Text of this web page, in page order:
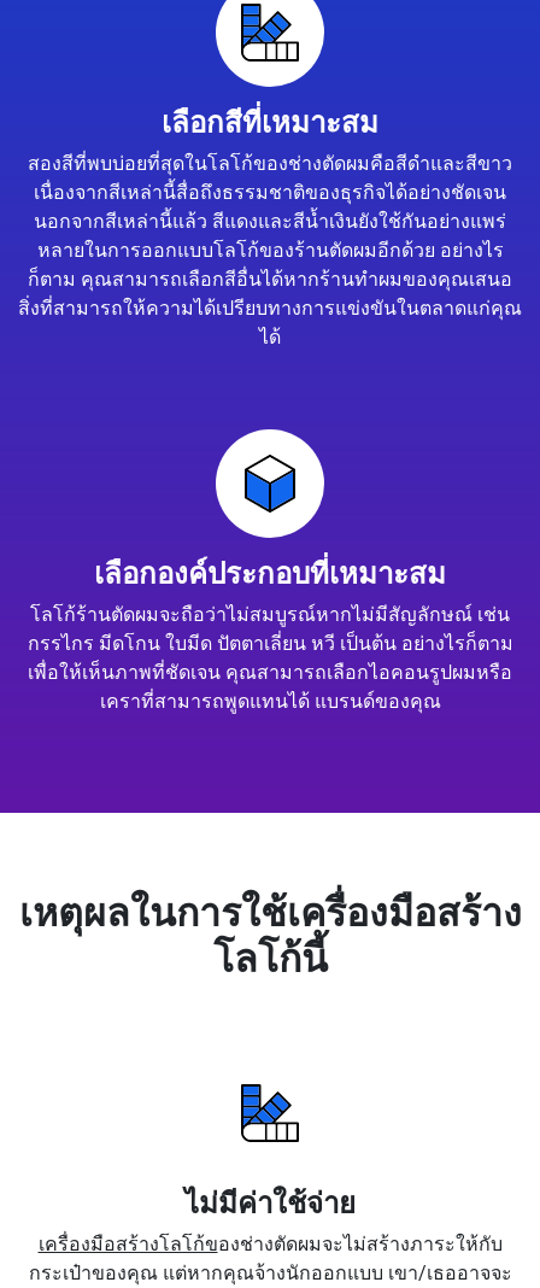
เลือกสีที่เหมาะสม
สองสีที่พบบ่อยที่สุดในโลโก้ของช่างตัดผมคือสีดำและสีขาว
เนื่องจากสีเหล่านี้สื่อถึงธรรมชาติของธุรกิจได้อย่างชัดเจน
นอกจากสีเหล่านี้แล้ว สีแดงและสีน้ำเงินยังใช้กันอย่างแพร่
หลายในการออกแบบโลโก้ของร้านตัดผมอีกด้วย อย่างไร
ก็ตาม คุณสามารถเลือกสีอื่นได้หากร้านทำผมของคุณเสนอ
สิ่งที่สามารถให้ความได้เปรียบทางการแข่งขันในตลาดแก่คุณ
ได้
เลือกองค์ประกอบที่เหมาะสม
โลโก้ร้านตัดผมจะถือว่าไม่สมบูรณ์หากไม่มีสัญลักษณ์ เช่น
กรรไกร มีดโกน ใบมีด ปัตตาเลี่ยน หวี เป็นต้น อย่างไรก็ตาม
เพื่อให้เห็นภาพที่ชัดเจน คุณสามารถเลือกไอคอนรูปผมหรือ
เคราที่สามารถพูดแทนได้ แบรนด์ของคุณ
เหตุผลในการใช้เครื่องมือสร้าง
โลโก้นี้
ไม่มีค่าใช้จ่าย
เครื่องมือสร้างโลโก้ของช่างตัดผมจะไม่สร้างภาระให้กับ
กระเป๋าของคุณ แต่หากคุณจ้างนักออกแบบ เขา/เธออาจจะ